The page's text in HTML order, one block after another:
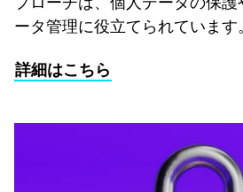
ータ管理に役立てられています。
詳細はこちら